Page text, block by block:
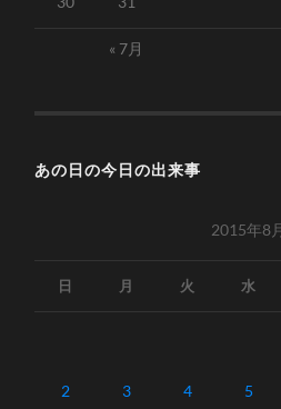
« 7月
あの日の今日の出来事
2015年8
日 月 火 水
2 3 4 5